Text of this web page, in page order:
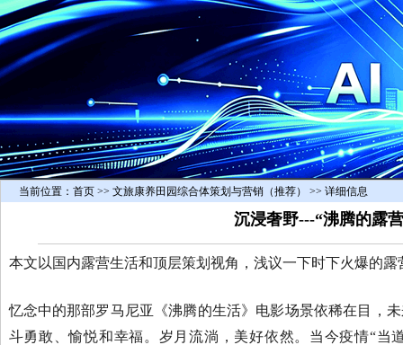
当前位置： 首页 >> 文旅康养田园综合体策划与营销（推荐） >> 详细信息
沉浸奢野---“沸腾的露
本文以国内露营生活和顶层策划视角，浅议一下时下火爆的露
忆念中的那部罗马尼亚《沸腾的生活》电影场景依稀在目，
斗勇敢、愉悦和幸福。岁月流淌，美好依然。当今疫情“当